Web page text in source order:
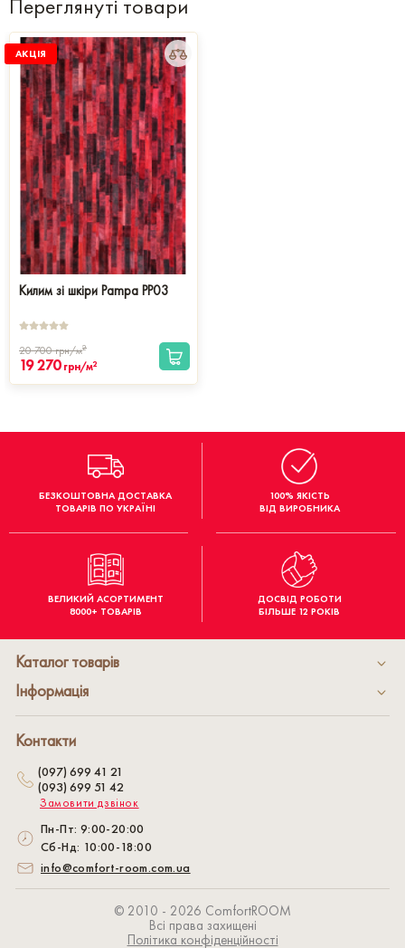
АКЦІЯ
Килим зі шкіри Pampa PP03
20 700грн/м2
19 270 грн/м2
БЕЗКОШТОВНА ДОСТАВКА
ТОВАРІВ ПО УКРАЇНІ
100% ЯКІСТЬ
ВІД ВИРОБНИКА
ВЕЛИКИЙ АСОРТИМЕНТ
8000+ ТОВАРІВ
ДОСВІД РОБОТИ
БІЛЬШЕ 12 РОКІВ
© 2010 - 2026 СomfortROOM
Всі права захищені
Політика конфіденційності
Каталог товарів
Інформація
Контакти
(097) 699 41 21
(093) 699 51 42
Замовити дзвінок
Пн-Пт: 9:00-20:00
Сб-Нд: 10:00-18:00
info@comfort-room.com.ua